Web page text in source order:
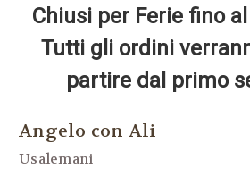
Chiusi per Ferie fino
Tutti gli ordini
partire dal primo
Angelo con Ali
Usalemani